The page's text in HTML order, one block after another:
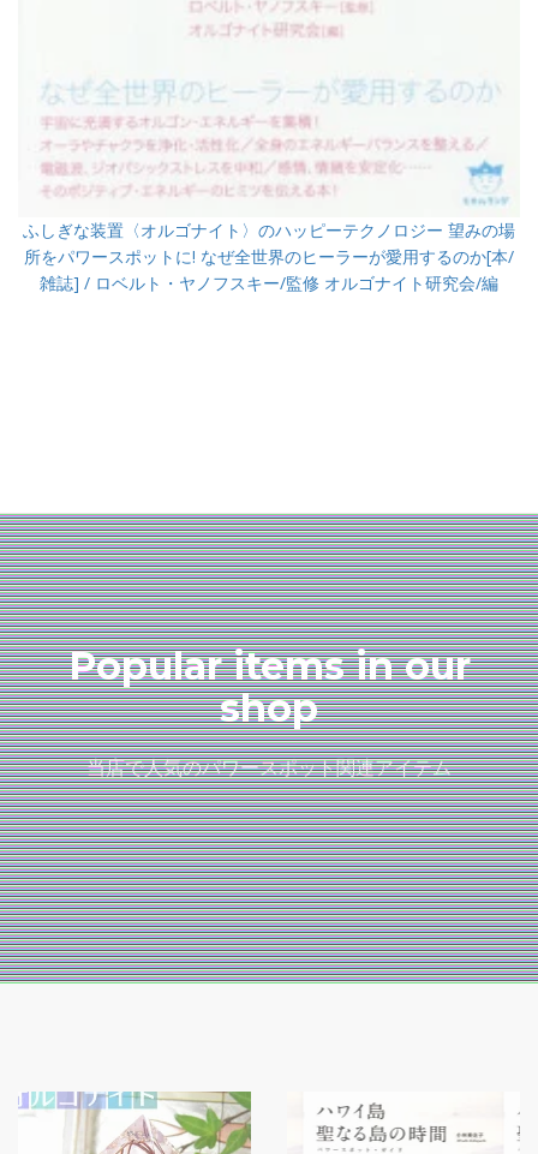
ふしぎな装置〈オルゴナイト〉のハッピーテクノロジー 望みの場
所をパワースポットに! なぜ全世界のヒーラーが愛用するのか[本/
雑誌] / ロベルト・ヤノフスキー/監修 オルゴナイト研究会/編
Popular items in our
shop
当店で人気のパワースポット関連アイテム